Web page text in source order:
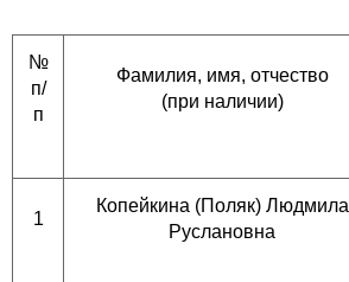
№
п/
п
Фамилия, имя, отчество
(при наличии)
1
Копейкина (Поляк) Людмила
Руслановна